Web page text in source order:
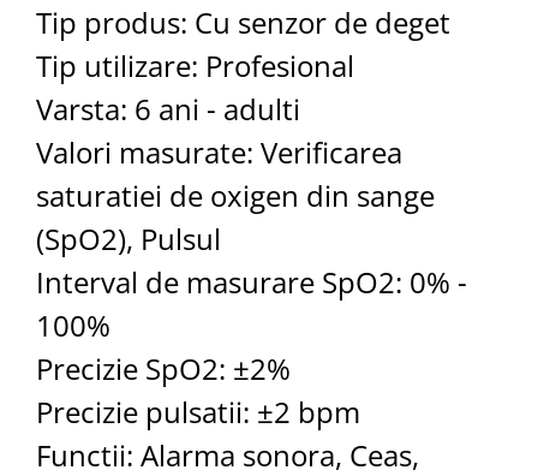
Tip produs: Cu senzor de deget
Tip utilizare: Profesional
Varsta: 6 ani - adulti
Valori masurate: Verificarea
saturatiei de oxigen din sange
(SpO2), Pulsul
Interval de masurare SpO2: 0% -
100%
Precizie SpO2: ±2%
Precizie pulsatii: ±2 bpm
Functii: Alarma sonora, Ceas,